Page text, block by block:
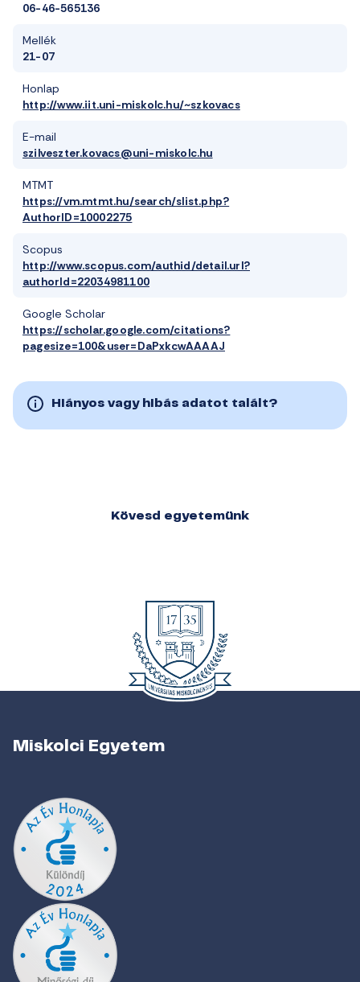
06-46-565136
Mellék
21-07
Honlap
http://www.iit.uni-miskolc.hu/~szkovacs
E-mail
szilveszter.kovacs@uni-miskolc.hu
MTMT
https://vm.mtmt.hu/search/slist.php?
AuthorID=10002275
Scopus
http://www.scopus.com/authid/detail.url?
authorId=22034981100
Google Scholar
https://scholar.google.com/citations?
pagesize=100&user=DaPxkcwAAAAJ
Hiányos vagy hibás adatot talált?
Kövesd egyetemünk
Miskolci Egyetem